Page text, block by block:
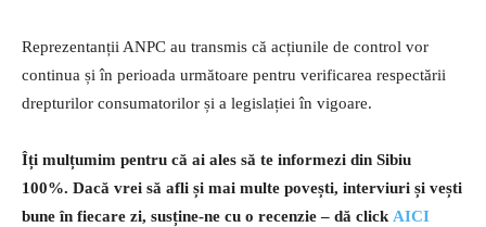
Reprezentanții ANPC au transmis că acțiunile de control vor
continua și în perioada următoare pentru verificarea respectării
drepturilor consumatorilor și a legislației în vigoare.
Îți mulțumim pentru că ai ales să te informezi din Sibiu
100%. Dacă vrei să afli și mai multe povești, interviuri și vești
bune în fiecare zi, susține-ne cu o recenzie – dă click AICI